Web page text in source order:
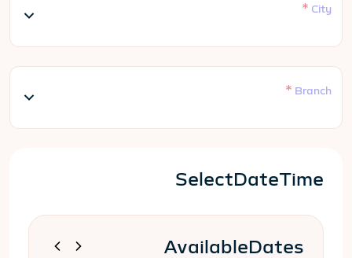
City
*
Branch
*
SelectDateTime
AvailableDates